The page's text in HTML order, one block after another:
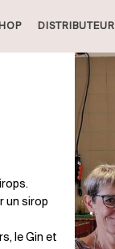
un sirop
le Gin et